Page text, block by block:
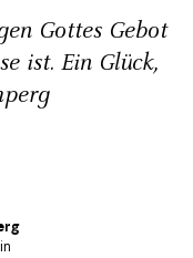
Gottes Gebot
ist.­ Ein Glück,